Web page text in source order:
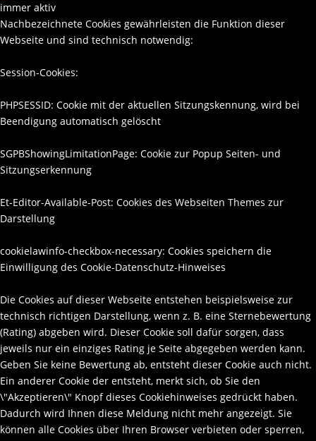
immer aktiv
Nachbezeichnete Cookies gewährleisten die Funktion dieser
Webseite und sind technisch notwendig:
Session-Cookies:
PHPSESSID: Cookie mit der aktuellen Sitzungskennung, wird bei
Beendigung automatisch gelöscht
SGPBShowingLimitationPage: Cookie zur Popup Seiten- und
Sitzungserkennung
Et-Editor-Available-Post: Cookies des Webseiten Themes zur
Darstellung
cookielawinfo-checkbox-necessary: Cookies speichern die
Einwilligung des Cookie-Datenschutz-Hinweises
Die Cookies auf dieser Webseite entstehen beispielsweise zur
technisch richtigen Darstellung, wenn z. B. eine Sternebewertung
(Rating) abgeben wird. Dieser Cookie soll dafür sorgen, dass
jeweils nur ein einziges Rating je Seite abgegeben werden kann.
Geben Sie keine Bewertung ab, entsteht dieser Cookie auch nicht.
Ein anderer Cookie der entsteht, merkt sich, ob Sie den
\"Akzeptieren\" Knopf dieses Cookiehinweises gedrückt haben.
Dadurch wird Ihnen diese Meldung nicht mehr angezeigt. Sie
können alle Cookies über Ihren Browser verbieten oder sperren,